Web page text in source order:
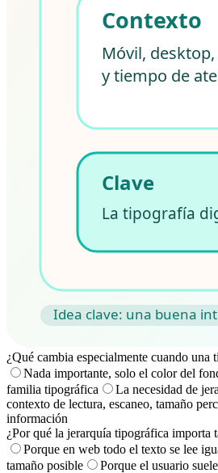
¿Qué cambia especialmente cuando una
Nada importante, solo el color del
familia tipográfica
La necesidad de
contexto de lectura, escaneo, tamaño
información
¿Por qué la jerarquía tipográfica importa
Porque en web todo el texto se lee
tamaño posible
Porque el usuario